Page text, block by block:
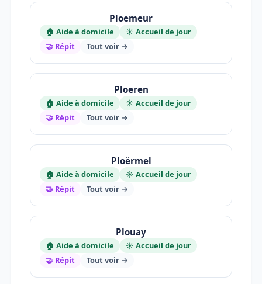
Ploemeur
🏠 Aide à domicile
☀️ Accueil de jour
🤝 Répit
Tout voir →
Ploeren
🏠 Aide à domicile
☀️ Accueil de jour
🤝 Répit
Tout voir →
Ploërmel
🏠 Aide à domicile
☀️ Accueil de jour
🤝 Répit
Tout voir →
Plouay
🏠 Aide à domicile
☀️ Accueil de jour
🤝 Répit
Tout voir →